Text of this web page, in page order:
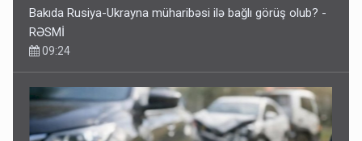
Bakıda Rusiya-Ukrayna müharibəsi ilə bağlı görüş olub? -
RƏSMİ
09:24